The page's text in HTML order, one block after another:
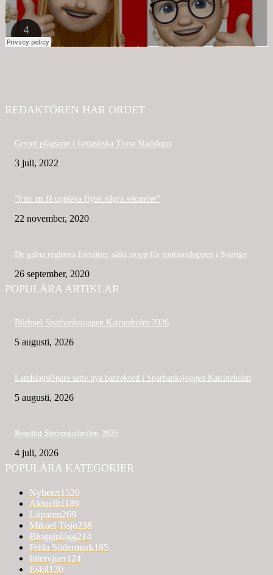
REDAKTÖREN HAR ORDET
Grymt plågsamt i fantastiska Trosa Stadslopp
3 juli, 2022
”Fint att få uppleva flytet några sekunder”
22 november, 2020
De galna reglerna fortsätter sätta stopp för motionsloppen i Sverige
26 september, 2020
POPULÄRA ARTIKLAR
Bildspel Sparbanksjoggen Katrineholm 2026
5 augusti, 2026
Landslagslöpare satte nya banrekord i Sparbanksjoggen Katrineholm
5 augusti, 2026
Resultat Strömstadmilen 2026
4 juli, 2026
POPULÄRA KATEGORIER
Nyheter1520
Aktuellt1189
Löparen269
Mikael Tisjö238
Blogginlägg214
Frida Södermark185
Intervjuer124
Eskil120